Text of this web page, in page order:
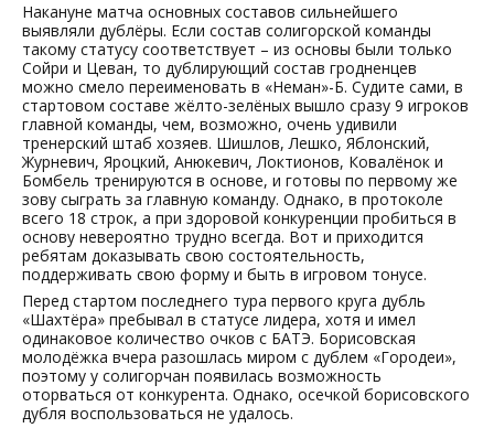
Накануне матча основных составов сильнейшего
выявляли дублёры. Если состав солигорской команды
такому статусу соответствует – из основы были только
Сойри и Цеван, то дублирующий состав гродненцев
можно смело переименовать в «Неман»-Б. Судите сами, в
стартовом составе жёлто-зелёных вышло сразу 9 игроков
главной команды, чем, возможно, очень удивили
тренерский штаб хозяев. Шишлов, Лешко, Яблонский,
Журневич, Яроцкий, Анюкевич, Локтионов, Ковалёнок и
Бомбель тренируются в основе, и готовы по первому же
зову сыграть за главную команду. Однако, в протоколе
всего 18 строк, а при здоровой конкуренции пробиться в
основу невероятно трудно всегда. Вот и приходится
ребятам доказывать свою состоятельность,
поддерживать свою форму и быть в игровом тонусе.
Перед стартом последнего тура первого круга дубль
«Шахтёра» пребывал в статусе лидера, хотя и имел
одинаковое количество очков с БАТЭ. Борисовская
молодёжка вчера разошлась миром с дублем «Городеи»,
поэтому у солигорчан появилась возможность
оторваться от конкурента. Однако, осечкой борисовского
дубля воспользоваться не удалось.